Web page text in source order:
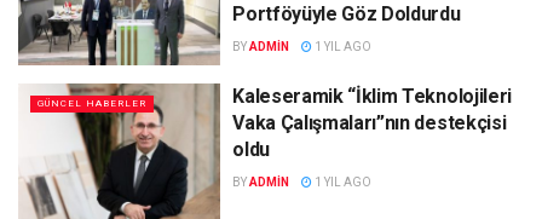
Portföyüyle Göz Doldurdu
BYADMIN 1 YIL AGO
GÜNCEL HABERLER
Kaleseramik “İklim Teknolojileri
Vaka Çalışmaları”nın destekçisi
oldu
BYADMIN 1 YIL AGO